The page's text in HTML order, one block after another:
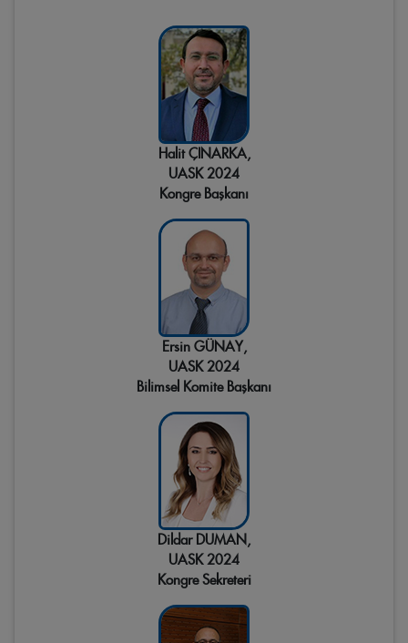
Halit ÇINARKA,
UASK 2024
Kongre Başkanı
Ersin GÜNAY,
UASK 2024
Bilimsel Komite Başkanı
Dildar DUMAN,
UASK 2024
Kongre Sekreteri